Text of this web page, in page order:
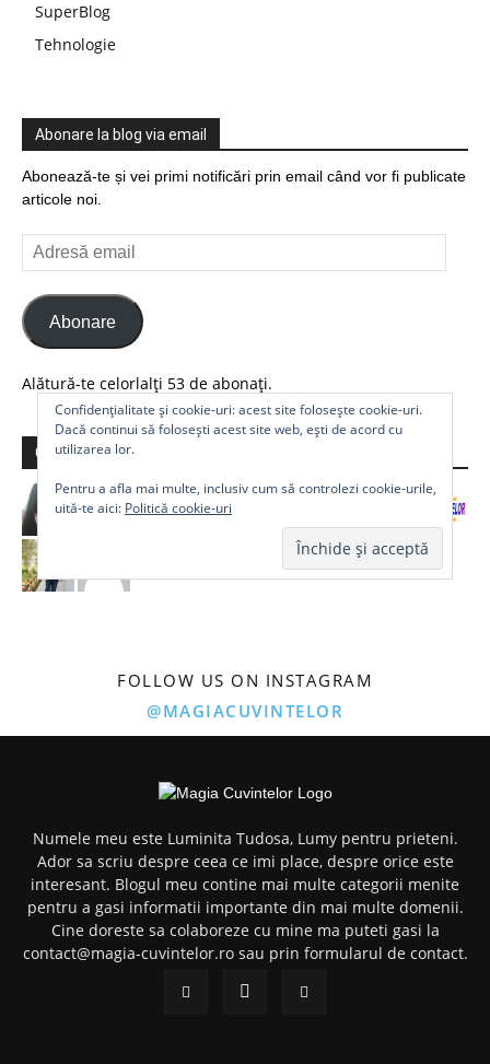
SuperBlog
Tehnologie
Abonare la blog via email
Abonează-te și vei primi notificări prin email când vor fi publicate
articole noi.
Adresă
email
Abonare
Alătură-te celorlalți 53 de abonați.
Comunitate
Confidențialitate și cookie-uri: acest site folosește cookie-uri.
Dacă continui să folosești acest site web, ești de acord cu
utilizarea lor.
Pentru a afla mai multe, inclusiv cum să controlezi cookie-urile,
uită-te aici: Politică cookie-uri
FOLLOW US ON INSTAGRAM
@MAGIACUVINTELOR
Numele meu este Luminita Tudosa, Lumy pentru prieteni.
Ador sa scriu despre ceea ce imi place, despre orice este
interesant. Blogul meu contine mai multe categorii menite
pentru a gasi informatii importante din mai multe domenii.
Cine doreste sa colaboreze cu mine ma puteti gasi la
contact@magia-cuvintelor.ro sau prin formularul de contact.